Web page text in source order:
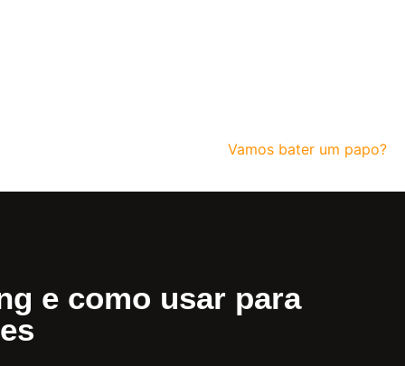
Vamos bater um papo?
e como usar para